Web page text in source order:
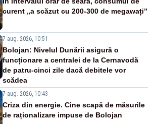
curent „a scăzut cu 200-300 de megawați”
7 aug. 2026, 10:51
Bolojan: Nivelul Dunării asigură o
funcționare a centralei de la Cernavodă
de patru-cinci zile dacă debitele vor
scădea
7 aug. 2026, 10:43
Criza din energie. Cine scapă de măsurile
de raționalizare impuse de Bolojan